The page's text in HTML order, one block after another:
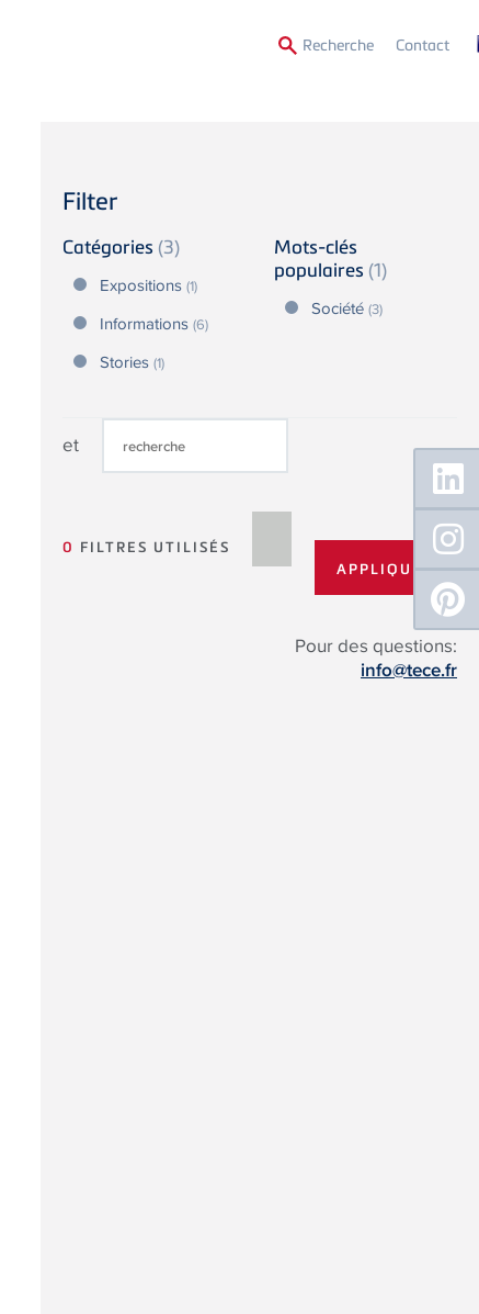
Recherche Contact
Filter
Catégories (3)
Expositions (1)
Informations (6)
Stories (1)
Mots-clés
populaires (1)
Société (3)
et
0 FILTRES UTILISÉS
Pour des questions:
info@tece.fr
Floating